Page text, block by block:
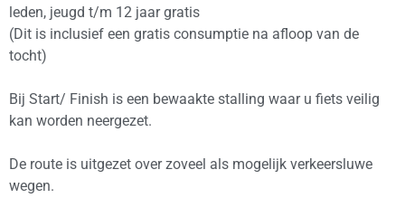
leden, jeugd t/m 12 jaar gratis
(Dit is inclusief een gratis consumptie na afloop van de
tocht)
Bij Start/ Finish is een bewaakte stalling waar u fiets veilig
kan worden neergezet.
De route is uitgezet over zoveel als mogelijk verkeersluwe
wegen.